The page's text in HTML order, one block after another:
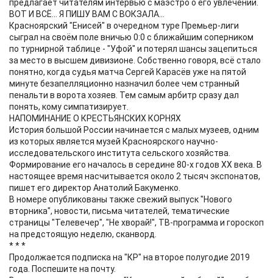
предлагает читателям интервью с маэстро о его увлечении.
ВОТ И ВСЁ... Я ПИШУ ВАМ С ВОКЗАЛА...
Красноярский "Енисей" в очередном туре Премьер-лиги
сыграл на своём поле вничью 0:0 с ближайшим соперником
по турнирной таблице - "Уфой" и потерял шансы зацепиться
за место в высшем дивизионе. Собственно говоря, всё стало
понятно, когда судья матча Сергей Карасёв уже на пятой
минуте безапелляционно назначил более чем странный
пенальти в ворота хозяев. Тем самым арбитр сразу дал
понять, кому симпатизирует.
НАПОМИНАНИЕ О КРЕСТЬЯНСКИХ КОРНЯХ
История большой России начинается с малых музеев, одним
из которых является музей Красноярского научно-
исследовательского института сельского хозяйства.
Формирование его началось в середине 80-х годов XX века. В
настоящее время насчитывается около 2 тысяч экспонатов,
пишет его директор Анатолий Бакуменко.
В номере опубликованы также свежий выпуск "Нового
вторника", новости, письма читателей, тематические
страницы "Телевечер", "Не хворай!", ТВ-программа и гороскоп
на предстоящую неделю, сканворд.
* * *
Продолжается подписка на "КР" на второе полугодие 2019
года. Поспешите на почту.